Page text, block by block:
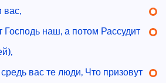
наш, а потом Рассудит
вас те люди, Что призовут